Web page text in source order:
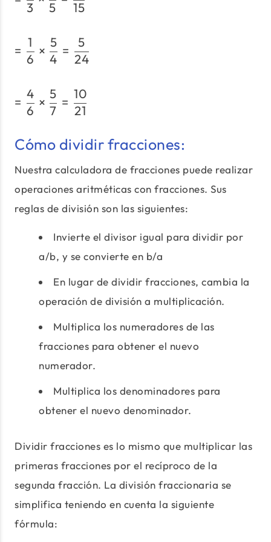
3 5 15
=
6
1
×
4
5
=
24
5
=
6
4
×
7
5
=
21
10
Cómo dividir fracciones:
Nuestra calculadora de fracciones puede realizar
operaciones aritméticas con fracciones. Sus
reglas de división son las siguientes:
Invierte el divisor igual para dividir por
a/b, y se convierte en b/a
En lugar de dividir fracciones, cambia la
operación de división a multiplicación.
Multiplica los numeradores de las
fracciones para obtener el nuevo
numerador.
Multiplica los denominadores para
obtener el nuevo denominador.
Dividir fracciones es lo mismo que multiplicar las
primeras fracciones por el recíproco de la
segunda fracción. La división fraccionaria se
simplifica teniendo en cuenta la siguiente
fórmula: